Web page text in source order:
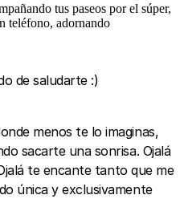
tus paseos por el súper,
teléfono, adornando
de saludarte :)
menos te lo imaginas,
sacarte una sonrisa. Ojalá
te encante tanto que me
única y exclusivamente